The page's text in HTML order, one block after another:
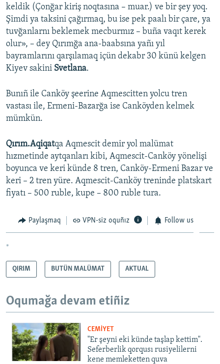
keldik (Çonğar kiriş noqtasına – muar.) ve bir şey yoq.
Şimdi ya taksini çağırmaq, bu ise pek paalı bir çare, ya
tuvğanlarnı beklemek mecburmız – buña vaqıt kerek
olur», – dey Qırımğa ana-baabsına yañı yıl
bayramlarını qarşılamaq içün dekabr 30 künü kelgen
Kiyev sakini Svetlana.
Bunıñ ile Canköy şeerine Aqmescitten yolcu tren
vastası ile, Ermeni-Bazarğa ise Canköyden kelmek
mümkün.
Qırım.Aqiqatqa Aqmescit demir yol malümat
hızmetinde aytqanları kibi, Aqmescit-Canköy yönelişi
boyunca ve keri künde 8 tren, Canköy-Ermeni Bazar ve
keri – 2 tren yüre. Aqmescit-Canköy treninde platskart
fiyatı – 500 ruble, kupe – 800 ruble tura.​
Paylaşmaq VPN-siz oquñız Follow us
*
QIRIM BUTÜN MALÜMAT AKTUAL
Oqumağa devam etiñiz
CEMİYET
"Er şeyni eki künde taşlap kettim".
Seferberlik qorqusı rusiyelilerni
kene memleketten quva